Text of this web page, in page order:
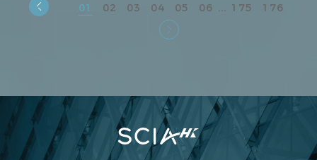
01 02 03 04 05 06 ... 175 176